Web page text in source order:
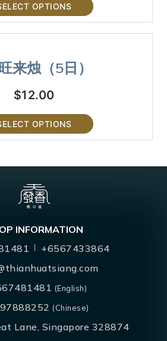
OPTIONS
来烛（5日）
$12.00
OPTIONS
INFORMATION
+6567433864
(English)
(Chinese)
Lane, Singapore 328874